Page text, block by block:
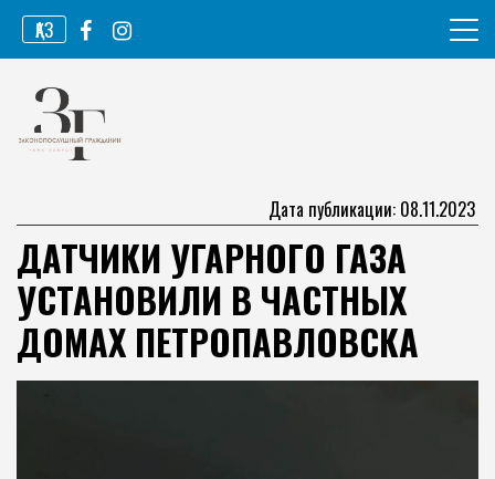
Перейти
содержимому
ҚАЗ
Законопослушный гражданин
Дата публикации: 08.11.2023
ДАТЧИКИ УГАРНОГО ГАЗА
УСТАНОВИЛИ В ЧАСТНЫХ
ДОМАХ ПЕТРОПАВЛОВСКА